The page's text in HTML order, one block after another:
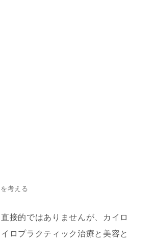
考える
接的ではありませんが、カイロ
ロプラクティック治療と美容と